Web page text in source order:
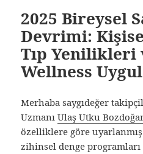
2025 Bireysel
Devrimi:
Tıp Yenilikleri
Wellness
Merhaba saygıdeğer
UzmanıUlaş Utku
özelliklere göre
zihinsel denge